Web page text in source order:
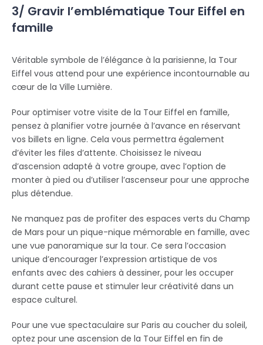
3/ Gravir l’emblématique Tour Eiffel en
famille
Véritable symbole de l’élégance à la parisienne, la Tour
Eiffel vous attend pour une expérience incontournable au
cœur de la Ville Lumière.
Pour optimiser votre visite de la Tour Eiffel en famille,
pensez à planifier votre journée à l’avance en réservant
vos billets en ligne. Cela vous permettra également
d’éviter les files d’attente. Choisissez le niveau
d’ascension adapté à votre groupe, avec l’option de
monter à pied ou d’utiliser l’ascenseur pour une approche
plus détendue.
Ne manquez pas de profiter des espaces verts du Champ
de Mars pour un pique-nique mémorable en famille, avec
une vue panoramique sur la tour. Ce sera l’occasion
unique d’encourager l’expression artistique de vos
enfants avec des cahiers à dessiner, pour les occuper
durant cette pause et stimuler leur créativité dans un
espace culturel.
Pour une vue spectaculaire sur Paris au coucher du soleil,
optez pour une ascension de la Tour Eiffel en fin de